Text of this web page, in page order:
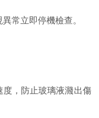
常立即停機檢查。
，防止玻璃液濺出傷